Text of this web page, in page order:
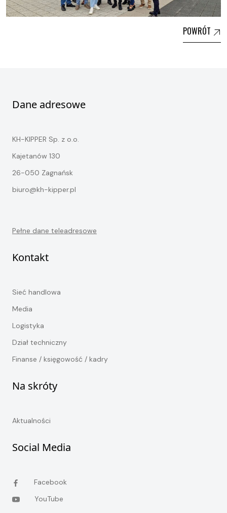
POWRÓT
Dane adresowe
KH-KIPPER Sp. z o.o.
Kajetanów 130
26-050 Zagnańsk
biuro@kh-kipper.pl
Pełne dane teleadresowe
Kontakt
Sieć handlowa
Media
Logistyka
Dział techniczny
Finanse / księgowość / kadry
Na skróty
Aktualności
Social Media
Facebook
YouTube